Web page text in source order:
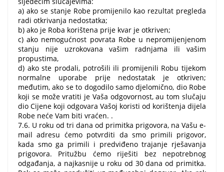
a) ako se stanje Robe promijenilo kao rezultat pregleda
radi otkrivanja nedostatka;
b) ako je Roba korištena prije kvar je otkriven;
c) ako nemogućnost povrata Robe u nepromijenjenom
stanju nije uzrokovana vašim radnjama ili vašim
propustima,
d) ako ste prodali, potrošili ili promijenili Robu tijekom
normalne uporabe prije nedostatak je otkriven;
međutim, ako se to dogodilo samo djelomično, dio Robe
koji se može vratiti je Vaša odgovornost, au tom slučaju
dio Cijene koji odgovara Vašoj koristi od korištenja dijela
Robe neće Vam biti vraćen. .
7.6. U roku od tri dana od primitka prigovora, na Vašu e-
mail adresu ćemo potvrditi da smo primili prigovor,
kada smo ga primili i predviđeno trajanje rješavanja
prigovora. Pritužbu ćemo riješiti bez nepotrebnog
odgađanja, a najkasnije u roku od 30 dana od primitka.